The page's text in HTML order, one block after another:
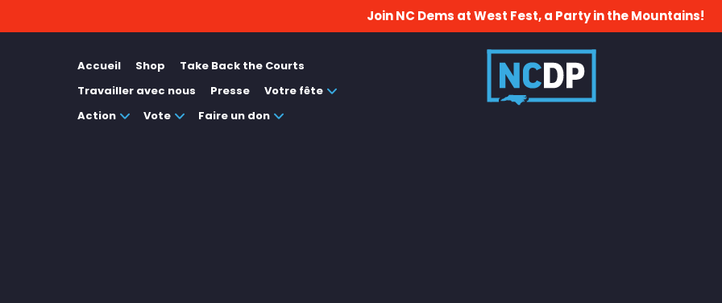
Join NC Dems at West Fest, a Party in the Mountains!
Accueil Shop
Take Back the Courts
Travailler avec nous
Presse
Votre fête
Action
Vote Faire un don